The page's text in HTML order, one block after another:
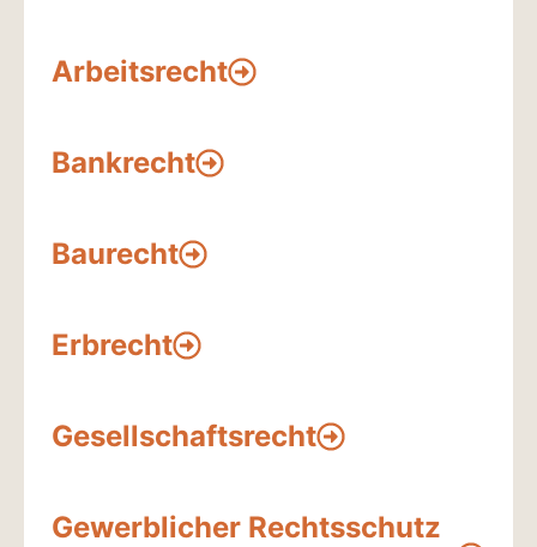
Arbeitsrecht
Bankrecht
Baurecht
Erbrecht
Gesellschaftsrecht
Gewerblicher Rechtsschutz